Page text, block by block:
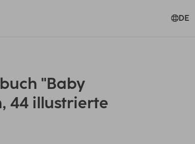
DE
"Baby
44 illustrierte